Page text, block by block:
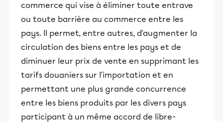
commerce qui vise à éliminer toute entrave
ou toute barrière au commerce entre les
pays. Il permet, entre autres, d'augmenter la
circulation des biens entre les pays et de
diminuer leur prix de vente en supprimant les
tarifs douaniers sur l'importation et en
permettant une plus grande concurrence
entre les biens produits par les divers pays
participant à un même accord de libre-